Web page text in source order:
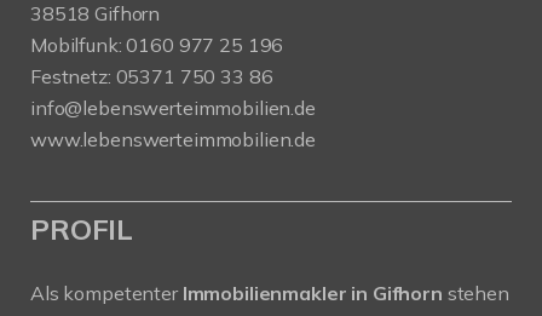
38518 Gifhorn
Mobilfunk:0160 977 25 196
Festnetz: 05371 750 33 86
info@lebenswerteimmobilien.de
www.lebenswerteimmobilien.de
PROFIL
Als kompetenter Immobilienmakler in Gifhorn stehen